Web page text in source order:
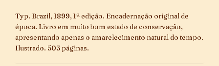
Typ. Brazil, 1899, 1ª edição. Encadernação original de
época. Livro em muito bom estado de conservação,
apresentando apenas o amarelecimento natural do tempo.
Ilustrado. 503 páginas.